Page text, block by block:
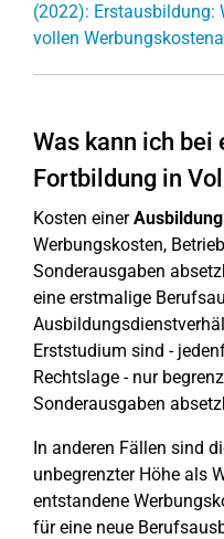
(2022): Erstausbildung:
vollen
Was kann ich bei
Fortbildung in
Kosten einerAusbildung
Werbungskosten,
Sonderausgaben
eine erstmalige
Erststudium sind -
Rechtslage - nur
Sonderausgaben
In anderen Fällen sind
unbegrenzter Höhe als
entstandene
für eine neue